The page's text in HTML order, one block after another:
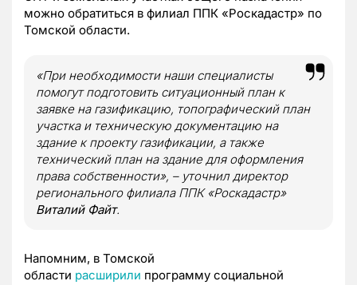
можно обратиться в филиал ППК «Роскадастр» по
Томской области.
«При необходимости наши специалисты
помогут подготовить ситуационный план к
заявке на газификацию, топографический план
участка и техническую документацию на
здание к проекту газификации, а также
технический план на здание для оформления
права собственности», – уточнил директор
регионального филиала ППК «Роскадастр»
Виталий Файт.
Напомним, в Томской
области расширили программу социальной